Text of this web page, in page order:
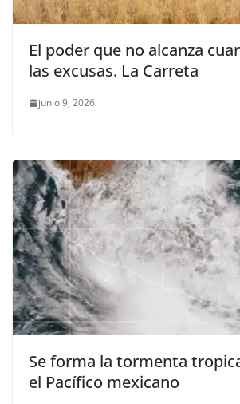
El poder que no alcanza
las excusas. La Carreta
junio 9, 2026
Se forma la tormenta
el Pacífico mexicano